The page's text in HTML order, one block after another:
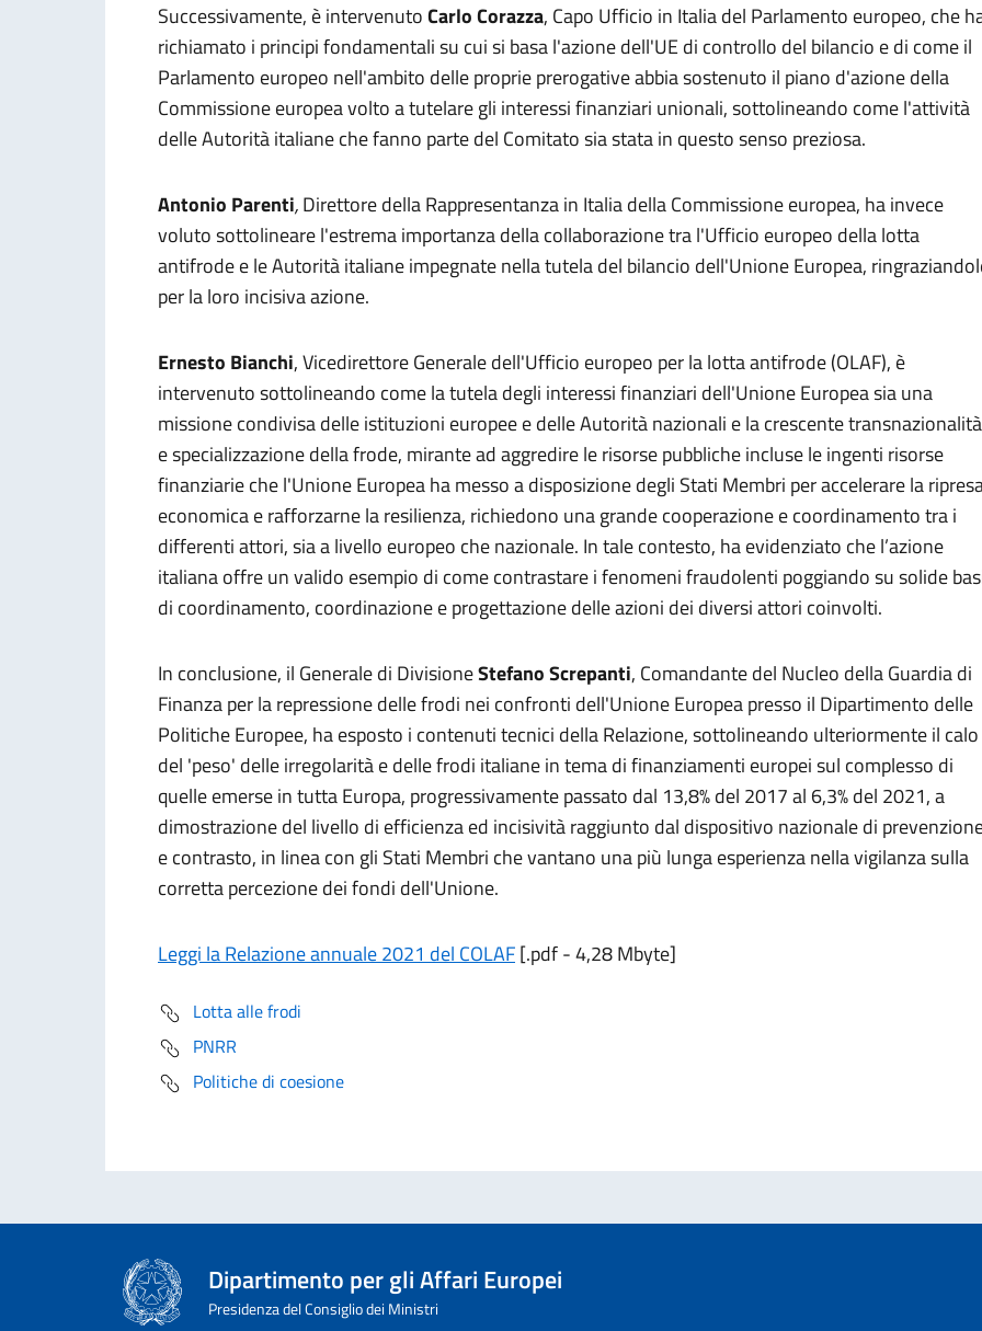
Successivamente, è intervenutoCarlo Corazza, Capo Ufficio in Italia del Parlamento europeo, che
richiamato i principi fondamentali su cui si basa l'azione dell'UE di controllo del bilancio e di come il
Parlamento europeo nell'ambito delle proprie prerogative abbia sostenuto il piano d'azione della
Commissione europea volto a tutelare gli interessi finanziari unionali, sottolineando come l'attività
delle Autorità italiane che fanno parte del Comitato sia stata in questo senso preziosa.
Antonio Parenti,Direttore della Rappresentanza in Italia della Commissione europea, ha invece
voluto sottolineare l'estrema importanza della collaborazione tra l'Ufficio europeo della lotta
antifrode e le Autorità italiane impegnate nella tutela del bilancio dell'Unione Europea,
per la loro incisiva azione.
Ernesto Bianchi, Vicedirettore Generale dell'Ufficio europeo per la lotta antifrode (OLAF), è
intervenuto sottolineando come la tutela degli interessi finanziari dell'Unione Europea sia una
missione condivisa delle istituzioni europee e delle Autorità nazionali e la crescente transnazionalità
e specializzazione della frode, mirante ad aggredire le risorse pubbliche incluse le ingenti risorse
finanziarie che l'Unione Europea ha messo a disposizione degli Stati Membri per accelerare la
economica e rafforzarne la resilienza, richiedono una grande cooperazione e coordinamento tra i
differenti attori, sia a livello europeo che nazionale. In tale contesto, ha evidenziato che l’azione
italiana offre un valido esempio di come contrastare i fenomeni fraudolenti poggiando su solide
di coordinamento, coordinazione e progettazione delle azioni dei diversi attori coinvolti.
In conclusione, il Generale di DivisioneStefano Screpanti, Comandante del Nucleo della Guardia di
Finanza per la repressione delle frodi nei confronti dell'Unione Europea presso il Dipartimento delle
Politiche Europee, ha esposto i contenuti tecnici della Relazione, sottolineando ulteriormente il calo
del 'peso' delle irregolarità e delle frodi italiane in tema di finanziamenti europei sul complesso di
quelle emerse in tutta Europa, progressivamente passato dal 13,8% del 2017 al 6,3% del 2021, a
dimostrazione del livello di efficienza ed incisività raggiunto dal dispositivo nazionale di
e contrasto, in linea con gli Stati Membri che vantano una più lunga esperienza nella vigilanza sulla
corretta percezione dei fondi dell'Unione.
Leggi la Relazione annuale 2021 del COLAF[.pdf - 4,28 Mbyte]
Lotta alle frodi
PNRR
Politiche di coesione
Dipartimento per gli Affari Europei
Presidenza del Consiglio dei Ministri